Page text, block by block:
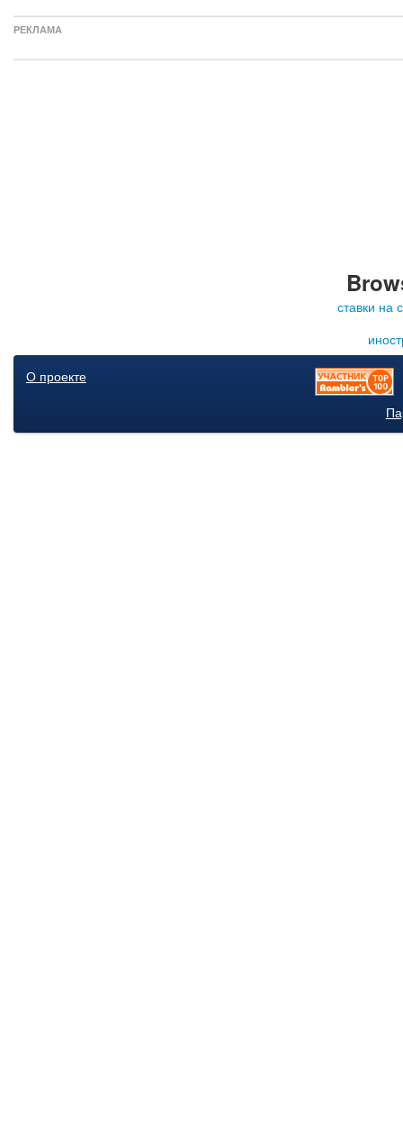
РЕКЛАМА
ставки на
О проекте